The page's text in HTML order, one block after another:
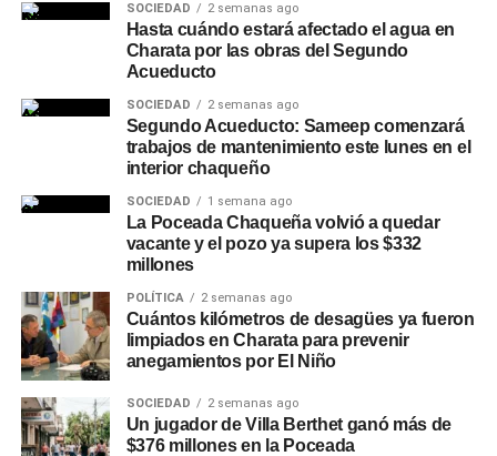
SOCIEDAD 2 semanas ago
Hasta cuándo estará afectado el agua en
Charata por las obras del Segundo
Acueducto
SOCIEDAD 2 semanas ago
Segundo Acueducto: Sameep comenzará
trabajos de mantenimiento este lunes en el
interior chaqueño
SOCIEDAD 1 semana ago
La Poceada Chaqueña volvió a quedar
vacante y el pozo ya supera los $332
millones
POLÍTICA 2 semanas ago
Cuántos kilómetros de desagües ya fueron
limpiados en Charata para prevenir
anegamientos por El Niño
SOCIEDAD 2 semanas ago
Un jugador de Villa Berthet ganó más de
$376 millones en la Poceada